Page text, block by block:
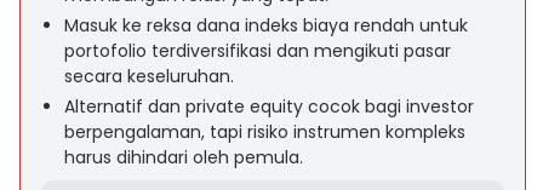
Masuk ke reksa dana indeks biaya rendah untuk
portofolio terdiversifikasi dan mengikuti pasar
secara keseluruhan.
Alternatif dan private equity cocok bagi investor
berpengalaman, tapi risiko instrumen kompleks
harus dihindari oleh pemula.